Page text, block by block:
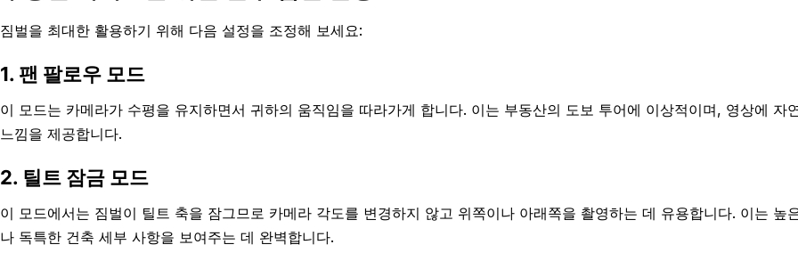
짐벌을 최대한 활용하기 위해 다음 설정을 조정해 보세요:
1. 팬 팔로우 모드
이 모드는 카메라가 수평을 유지하면서 귀하의 움직임을 따라가게 합니다. 이는 부동산의 도보 투어에 이상적이며, 영상에 자
느낌을 제공합니다.
2. 틸트 잠금 모드
이 모드에서는 짐벌이 틸트 축을 잠그므로 카메라 각도를 변경하지 않고 위쪽이나 아래쪽을 촬영하는 데 유용합니다. 이는 높
나 독특한 건축 세부 사항을 보여주는 데 완벽합니다.